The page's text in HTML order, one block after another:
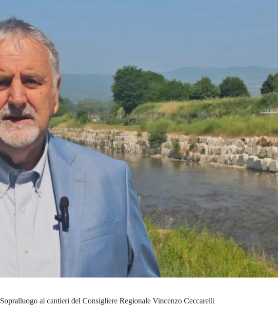
Sopralluogo ai cantieri del Consigliere Regionale Vincenzo Ceccarelli